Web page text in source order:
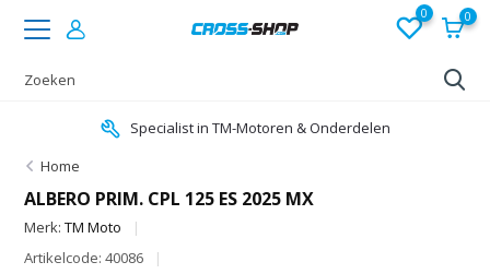
0 0
Specialist in TM-Motoren & Onderdelen
Home
ALBERO PRIM. CPL 125 ES 2025 MX
Merk:TM Moto
Artikelcode: 40086